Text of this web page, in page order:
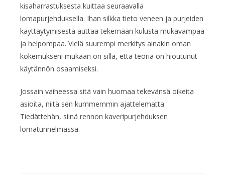
kisaharrastuksesta kuittaa seuraavalla
lomapurjehduksella. Ihan silkka tieto veneen ja purjeiden
käyttäytymisestä auttaa tekemään kulusta mukavampaa
ja helpompaa. Vielä suurempi merkitys ainakin oman
kokemukseni mukaan on sillä, että teoria on hioutunut
käytännön osaamiseksi.
Jossain vaiheessa sitä vain huomaa tekevänsä oikeita
asioita, niitä sen kummemmin ajattelematta.
Tiedättehän, siinä rennon kaveripurjehduksen
lomatunnelmassa.